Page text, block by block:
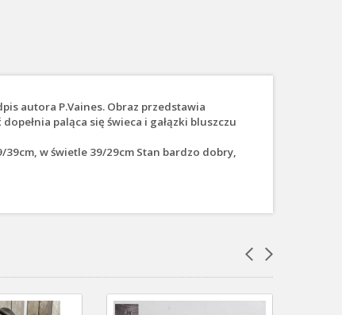
autora P.Vaines. Obraz przedstawia
paląca się świeca i gałązki bluszczu
w świetle 39/29cm Stan bardzo dobry,